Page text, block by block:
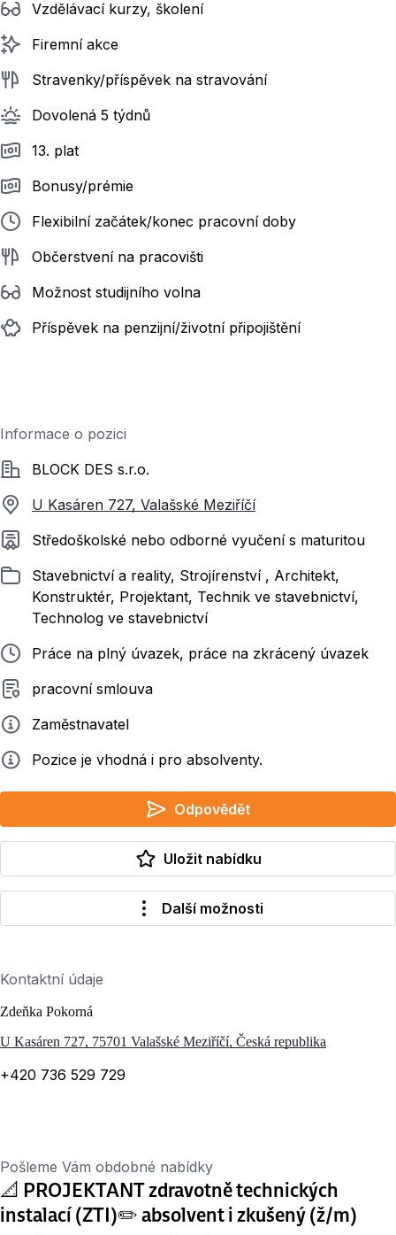
Vzdělávací kurzy, školení
Firemní akce
Stravenky/příspěvek na stravování
Dovolená 5 týdnů
13. plat
Bonusy/prémie
Flexibilní začátek/konec pracovní doby
Občerstvení na pracovišti
Možnost studijního volna
Příspěvek na penzijní/životní připojištění
Informace o pozici
SpolečnostBLOCK DES s.r.o.
U Kasáren 727, Valašské Meziříčí
Požadované vzdělání
Středoškolské nebo odborné vyučení s maturitou
ZařazenoStavebnictví a reality, Strojírenství , Architekt,
Konstruktér, Projektant, Technik ve stavebnictví,
Technolog ve stavebnictví
Typ pracovního poměru
Práce na plný úvazek, práce na zkrácený úvazek
Typ smluvního vztahu
pracovní smlouva
ZadavatelZaměstnavatel
Info Pozice je vhodná i pro absolventy.
Odpovědět
Uložit nabídku
Další možnosti
Kontaktní údaje
Zdeňka Pokorná
U Kasáren 727, 75701 Valašské Meziříčí, Česká republika
+420 736 529 729
Pošleme Vám obdobné nabídky
📐 PROJEKTANT zdravotně technických
instalací (ZTI)✏️ absolvent i zkušený (ž/m)